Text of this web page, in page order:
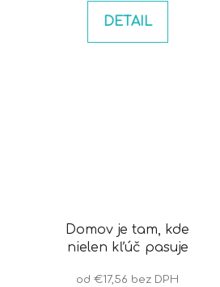
DETAIL
Domov je tam, kde
nielen kľúč pasuje
od €17,56 bez DPH